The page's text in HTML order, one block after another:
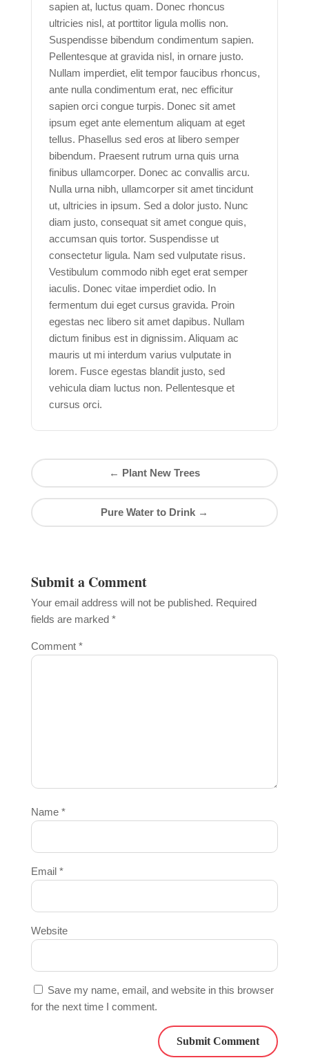
sapien at, luctus quam. Donec rhoncus
ultricies nisl, at porttitor ligula mollis non.
Suspendisse bibendum condimentum sapien.
Pellentesque at gravida nisl, in ornare justo.
Nullam imperdiet, elit tempor faucibus rhoncus,
ante nulla condimentum erat, nec efficitur
sapien orci congue turpis. Donec sit amet
ipsum eget ante elementum aliquam at eget
tellus. Phasellus sed eros at libero semper
bibendum. Praesent rutrum urna quis urna
finibus ullamcorper. Donec ac convallis arcu.
Nulla urna nibh, ullamcorper sit amet tincidunt
ut, ultricies in ipsum. Sed a dolor justo. Nunc
diam justo, consequat sit amet congue quis,
accumsan quis tortor. Suspendisse ut
consectetur ligula. Nam sed vulputate risus.
Vestibulum commodo nibh eget erat semper
iaculis. Donec vitae imperdiet odio. In
fermentum dui eget cursus gravida. Proin
egestas nec libero sit amet dapibus. Nullam
dictum finibus est in dignissim. Aliquam ac
mauris ut mi interdum varius vulputate in
lorem. Fusce egestas blandit justo, sed
vehicula diam luctus non. Pellentesque et
cursus orci.
← Plant New Trees
Pure Water to Drink →
Submit a Comment
Your email address will not be published. Required
fields are marked *
Comment *
Name *
Email *
Website
Save my name, email, and website in this browser
for the next time I comment.